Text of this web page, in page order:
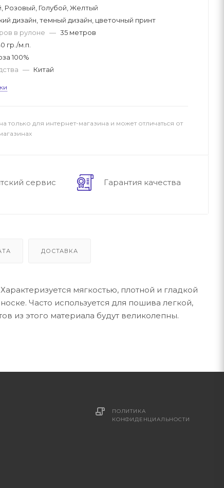
Розовый, Голубой, Желтый
дизайн, темный дизайн, цветочный принт
в рулоне — 35 метров
гр./м.п.
100%
— Китай
только для интернет-магазина и может отличаться от
сервис Гарантия качества
ДОСТАВКА
мягкостью, плотной и гладкой
Часто используется для пошива легкой,
из этого материала будут великолепны.
ПОЛИТИКА
КОНФИДЕНЦИАЛЬНОСТИ